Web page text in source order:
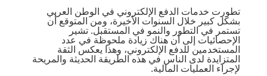
تطورت خدمات الدفع الإلكتروني في الوطن العربي
بشكل كبير خلال السنوات الأخيرة، ومن المتوقع أن
تستمر في التطور والنمو في المستقبل. تشير
الإحصائيات إلى أن هناك زيادة ملحوظة في عدد
المستخدمين للدفع الإلكتروني، وهذا يعكس الثقة
المتزايدة لدى الناس في هذه الطريقة الحديثة والمريحة
لإجراء العمليات المالية.